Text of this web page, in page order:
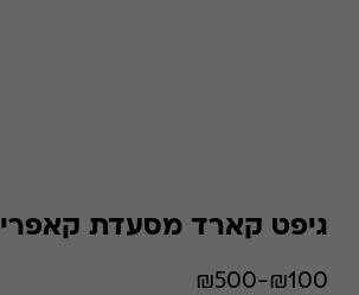
גיפט קארד מסעדת קאפרי
₪100-₪500